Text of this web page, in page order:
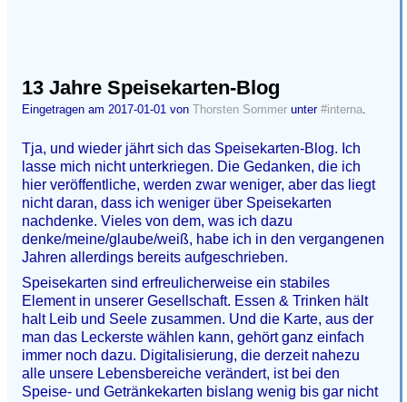
13 Jahre Speisekarten-Blog
Eingetragen am 2017-01-01 von Thorsten Sommer unter #interna
Tja, und wieder jährt sich das Speisekarten-Blog. Ich
lasse mich nicht unterkriegen. Die Gedanken, die ich
hier veröffentliche, werden zwar weniger, aber das liegt
nicht daran, dass ich weniger über Speisekarten
nachdenke. Vieles von dem, was ich dazu
denke/meine/glaube/weiß, habe ich in den vergangenen
Jahren allerdings bereits aufgeschrieben.
Speisekarten sind erfreulicherweise ein stabiles
Element in unserer Gesellschaft. Essen & Trinken hält
halt Leib und Seele zusammen. Und die Karte, aus der
man das Leckerste wählen kann, gehört ganz einfach
immer noch dazu. Digitalisierung, die derzeit nahezu
alle unsere Lebensbereiche verändert, ist bei den
Speise- und Getränkekarten bislang wenig bis gar nicht